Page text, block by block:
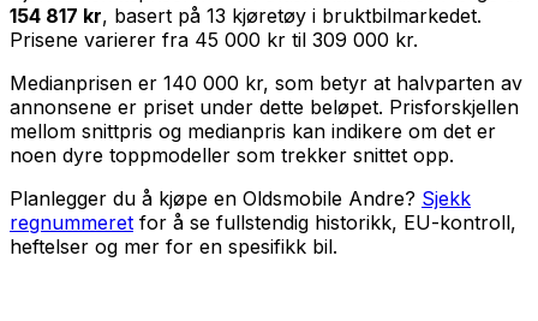
154 817 kr, basert på 13 kjøretøy i bruktbilmarkedet.
Prisene varierer fra 45 000 kr til 309 000 kr.
Medianprisen er 140 000 kr, som betyr at halvparten av
annonsene er priset under dette beløpet. Prisforskjellen
mellom snittpris og medianpris kan indikere om det er
noen dyre toppmodeller som trekker snittet opp.
Planlegger du å kjøpe en Oldsmobile Andre? Sjekk
regnummeret for å se fullstendig historikk, EU-kontroll,
heftelser og mer for en spesifikk bil.